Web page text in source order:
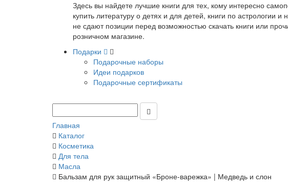
Здесь вы найдете лучшие книги для тех, кому интересно
купить литературу о детях и для детей, книги по астрологии
не сдают позиции перед возможностью скачать книги или
розничном магазине.
Подарки
Подарочные наборы
Идеи подарков
Подарочные сертификаты
Главная
Каталог
Косметика
Для тела
Масла
Бальзам для рук защитный «Броне-варежка» | Медведь и слон